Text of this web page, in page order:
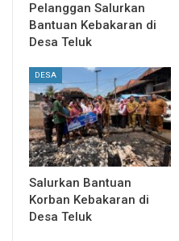
Pelanggan Salurkan
Bantuan Kebakaran di
Desa Teluk
DESA
Salurkan Bantuan
Korban Kebakaran di
Desa Teluk